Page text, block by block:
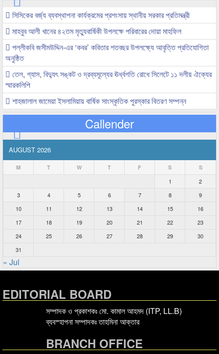
সিসিকের বর্জ্য ব্যবস্থাপনা কার্যক্রমের প্রশংসায় স্থানীয় সরকার প্রতিমন্ত্রী
মাহবুব আলী খানের ৪২তম মৃত্যুবার্ষিকী উপলক্ষে পরিবারের দোয়া মাহফিল
পল্লীকবি জসীমউদ্দিন-এর ‘কবর’ কবিতার শতবছর উপলক্ষ্যে আবৃত্তি প্রতিযোগিতা
অনুষ্ঠিত
তেল, গ্যাস, বিদ্যুৎ সঙ্কট ও দ্রব্যমূল্যের ঊর্ধ্বগতি রোধে সিলেটে ১১ দলীয় ঐক্যের
স্মারকলিপি
শাহজালাল জামেয়া ইসলামিয়ায় বার্ষিক সাংস্কৃতিক পুরস্কার বিতরণ সম্পন্ন
Callender
AUGUST 2026
M T W T F S S
1
2
3
4 5 6 7 8
9
10
11 12 13 14 15
16
17
18 19 20 21 22
23
24
25 26 27 28 29
30
31
« Jul
EDITORIAL BOARD
সম্পাদক ও প্রকাশকঃ মো. কামাল আহমদ (ITP, LL.B)
ব্যবস্হাপনা সম্পাদকঃ তাহমিনা আক্তার
BRANCH OFFICE